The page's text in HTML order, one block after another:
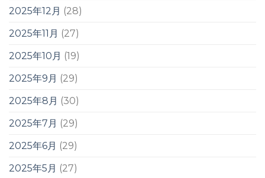
2025年12月 (28)
2025年11月 (27)
2025年10月 (19)
2025年9月 (29)
2025年8月 (30)
2025年7月 (29)
2025年6月 (29)
2025年5月 (27)